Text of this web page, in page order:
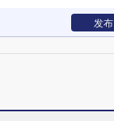
发布